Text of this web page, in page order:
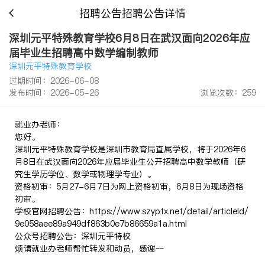
招聘公告招聘公告详情
深圳元平特殊教育学校6月8日在武汉面向2026年应
届毕业生招聘高中数学编制教师
深圳元平特殊教育学校
过期时间：2026-06-08
发布时间：2026-05-26
浏览次数：259
就业办老师：
您好。
深圳元平特殊教育学校是深圳市教育局直属学校，将于2026年6
月8日在武汉面向2026年应届毕业生公开招聘高中数学教师（研
究生学历学位、数学或物理学专业）。
资格初审：5月27-6月7日为网上资格初审，6月8日为现场资格
初审。
学校官网招聘公告：https://www.szyptx.net/detail/articleId/
9e058aee89a949df863b0e7b86659a1a.html
公众号招聘公告：深圳元平特校
烦请就业办老师帮忙转发和动员，感谢~~